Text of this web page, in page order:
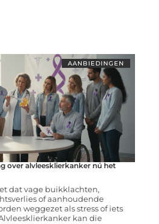
AANBIEDINGEN
over alvleesklierkanker nú het
dat vage buikklachten,
of aanhoudende
weggezet als stress of iets
kan die